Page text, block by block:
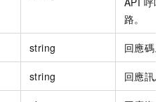
路。
string 回應碼。
string 回應訊